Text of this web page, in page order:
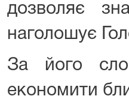
дозволяє
наголошує
За його
економити